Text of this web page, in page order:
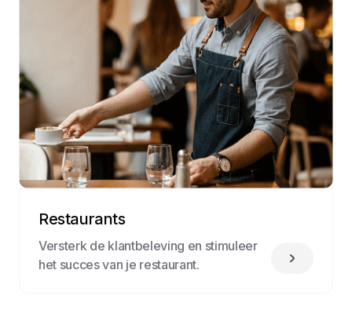
Restaurants
Versterk de klantbeleving en stimuleer
het succes van je restaurant.